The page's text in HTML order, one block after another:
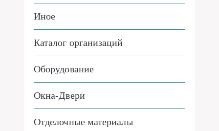
Иное
Каталог организаций
Оборудование
Окна-Двери
Отделочные материалы